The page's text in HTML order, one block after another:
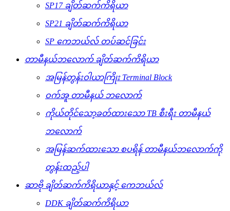
SP17 ချိတ်ဆက်ကိရိယာ
SP21 ချိတ်ဆက်ကိရိယာ
SP ကေဘယ်လ် တပ်ဆင်ခြင်း
တာမီနယ်ဘလောက် ချိတ်ဆက်ကိရိယာ
အမြန်တွန်းဝါယာကြိုး Terminal Block
ဝက်အူ တာမီနယ် ဘလောက်
ကိုယ်တိုင်သော့ခတ်ထားသော TB စီးရီး တာမီနယ်
ဘလောက်
အမြန်ဆက်ထားသော စပရိန် တာမီနယ်ဘလောက်ကို
တွန်းထည့်ပါ
ဆာဗို ချိတ်ဆက်ကိရိယာနှင့် ကေဘယ်လ်
DDK ချိတ်ဆက်ကိရိယာ